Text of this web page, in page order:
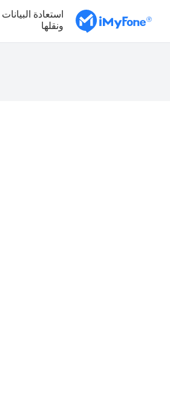
استعادة البيانات
ونقلها